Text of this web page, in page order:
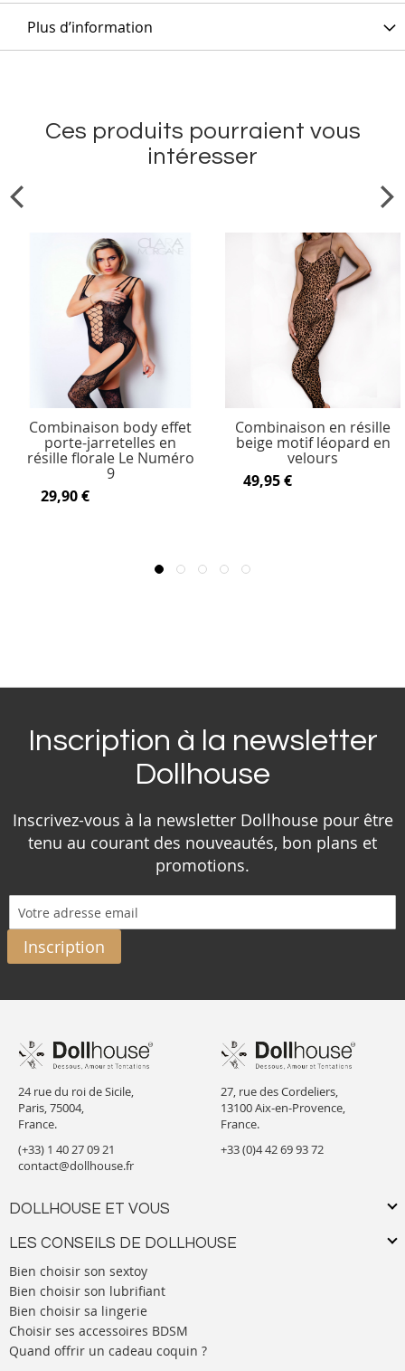
Plus d’information
Ces produits pourraient vous
intéresser
Combinaison body effet
porte-jarretelles en
résille florale Le Numéro
9
29,90 €
Combinaison en résille
beige motif léopard en
velours
49,95 €
Inscription à la newsletter
Dollhouse
Inscrivez-vous à la newsletter Dollhouse pour être
tenu au courant des nouveautés, bon plans et
promotions.
Inscription
24 rue du roi de Sicile,
Paris, 75004,
France.
(+33) 1 40 27 09 21
contact@dollhouse.fr
DOLLHOUSE ET VOUS
LES CONSEILS DE DOLLHOUSE
Bien choisir son sextoy
Bien choisir son lubrifiant
Bien choisir sa lingerie
Choisir ses accessoires BDSM
Quand offrir un cadeau coquin ?
27, rue des Cordeliers,
13100 Aix-en-Provence,
France.
+33 (0)4 42 69 93 72